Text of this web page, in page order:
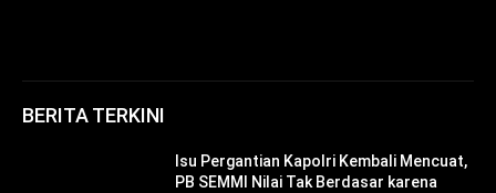
BERITA TERKINI
Isu Pergantian Kapolri Kembali Mencuat,
PB SEMMI Nilai Tak Berdasar karena